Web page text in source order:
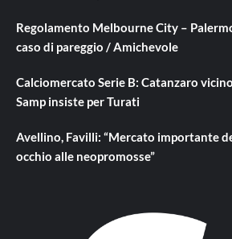
Regolamento Melbourne City –
caso di pareggio / Amichevole
Calciomercato Serie B: Catanzaro
Samp insiste per Turati
Avellino, Favilli: “Mercato importante
occhio alle neopromosse”